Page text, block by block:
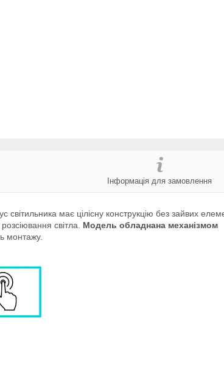
Інформація для замовлення
світильника має цілісну конструкцію без зайвих
світла. Модель обладнана механізмом
монтажу.